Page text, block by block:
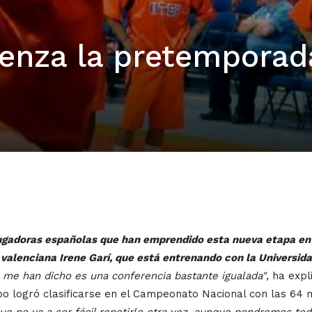
la
españolas que han emprendido esta nueva etapa
Irene Garí, que está entrenando con la
han dicho es una conferencia bastante igualada", ha
logró clasificarse en el Campeonato Nacional con las 64